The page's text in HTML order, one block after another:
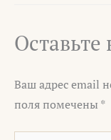
Ваш адрес email
поля помечены *